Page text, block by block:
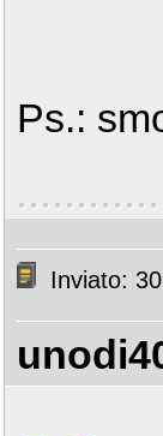
Ps.:
Inviato: